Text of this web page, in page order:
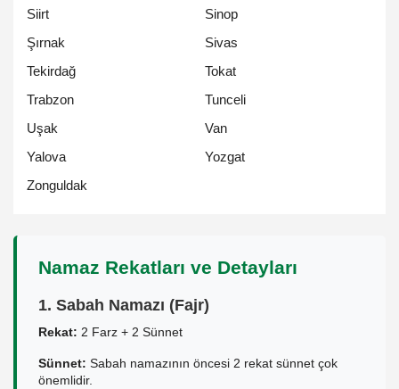
Siirt
Sinop
Şırnak
Sivas
Tekirdağ
Tokat
Trabzon
Tunceli
Uşak
Van
Yalova
Yozgat
Zonguldak
Namaz Rekatları ve Detayları
1. Sabah Namazı (Fajr)
Rekat: 2 Farz + 2 Sünnet
Sünnet: Sabah namazının öncesi 2 rekat sünnet çok
önemlidir.